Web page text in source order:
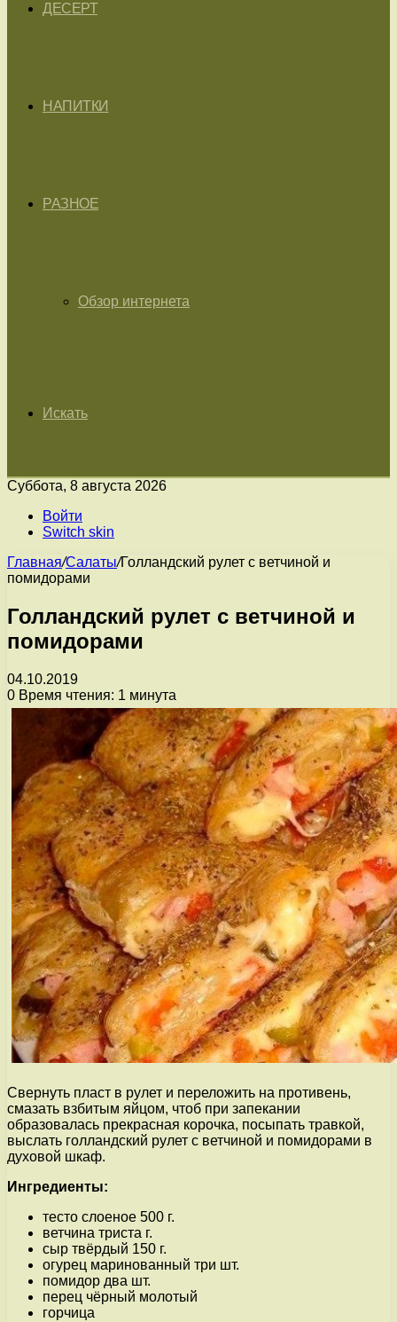
ДЕСЕРТ
НАПИТКИ
РАЗНОЕ
Обзор интернета
Искать
Суббота, 8 августа 2026
Войти
Switch skin
Главная/Салаты/Голландский рулет с ветчиной и
помидорами
Голландский рулет с ветчиной и
помидорами
04.10.2019
0 Время чтения: 1 минута
Свернуть пласт в рулет и переложить на противень,
смазать взбитым яйцом, чтоб при запекании
образовалась прекрасная корочка, посыпать травкой,
выслать голландский рулет с ветчиной и помидорами в
духовой шкаф.
Ингредиенты:
тесто слоеное 500 г.
ветчина триста г.
сыр твёрдый 150 г.
огурец маринованный три шт.
помидор два шт.
перец чёрный молотый
горчица